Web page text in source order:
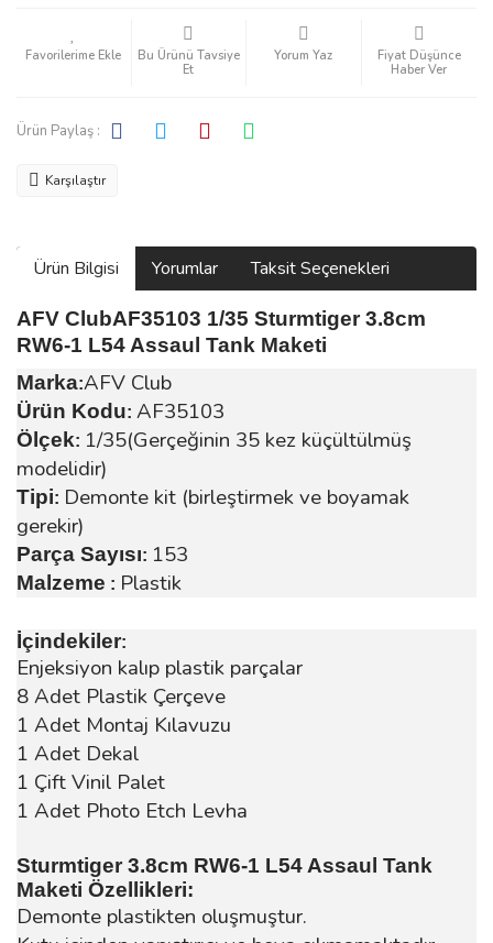
Bu Ürünü Tavsiye
Et
Yorum Yaz
Fiyat Düşünce
Haber Ver
Ürün Paylaş :
Karşılaştır
Ürün Bilgisi Yorumlar Taksit Seçenekleri
AFV ClubAF35103 1/35 Sturmtiger 3.8cm
RW6-1 L54 Assaul Tank Maketi
Marka:AFV Club
Ürün Kodu: AF35103
Ölçek: 1/35(Gerçeğinin 35 kez küçültülmüş
modelidir)
Tipi: Demonte kit (birleştirmek ve boyamak
gerekir)
Parça Sayısı: 153
Malzeme : Plastik
İçindekiler:
Enjeksiyon kalıp plastik parçalar
8 Adet Plastik Çerçeve
1 Adet Montaj Kılavuzu
1 Adet Dekal
1 Çift Vinil Palet
1 Adet Photo Etch Levha
Sturmtiger 3.8cm RW6-1 L54 Assaul Tank
Maketi Özellikleri:
Demonte plastikten oluşmuştur.